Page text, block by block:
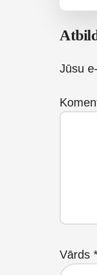
Jūsu
Vārds